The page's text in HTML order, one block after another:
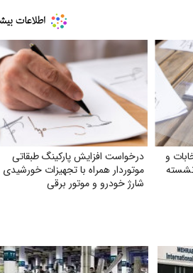
و
درخواست افزایش پارکینگ طبقاتی
موتوردار همراه با تجهیزات خورشیدی
شارژ خودرو و موتور برقی